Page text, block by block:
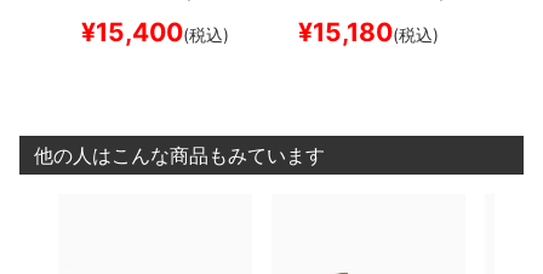
スケートボード スケボー
¥15,400(税込)
UMスケートボード スケ
ボー¥15,180(税込)
他の人はこんな商品もみています